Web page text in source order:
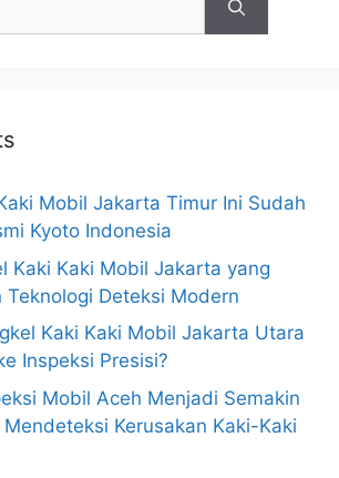
Mobil Jakarta Timur Ini Sudah
Kyoto Indonesia
Kaki Kaki Mobil Jakarta yang
Teknologi Deteksi Modern
Kaki Kaki Mobil Jakarta Utara
Inspeksi Presisi?
Mobil Aceh Menjadi Semakin
Kerusakan Kaki-Kaki